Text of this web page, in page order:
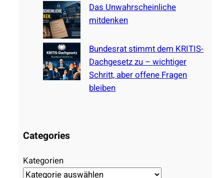
Das Unwahrscheinliche
mitdenken
Bundesrat stimmt dem KRITIS-
Dachgesetz zu – wichtiger
Schritt, aber offene Fragen
bleiben
Categories
Kategorien